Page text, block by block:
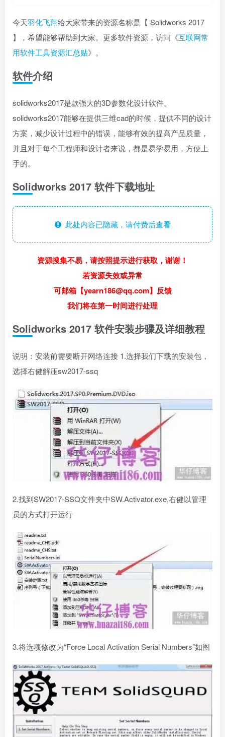
今天羽化飞翔给大家带来的资源名称是【 Solidworks 2017
】，希望能够帮助到大家。更多软件资源，访问《互联网常
用软件工具资源汇总贴》。
软件介绍
solidworks2017是款强大的3D参数化设计软件。
solidworks2017能够在提供三维cad的时候，提供不同的设计
方案，减少设计过程中的错误，能够有效的提高产品质量，
并且对于每个工程师和设计者来说，都是易学易用，方便上
手的。
Solidworks 2017 软件下载地址
此处内容已隐藏，请付费后查看
资源搜集不易，请按照提示进行获取，谢谢！
若资源失效或异常
可邮箱【yearn186@qq.com】反馈
我们将在第一时间进行处理
Solidworks 2017 软件安装步骤及详细教程
说明：安装前需要断开网络连接 1.选择我们下载的安装包，
选择右健解压sw2017-ssq
2.找到SW2017-SSQ文件夹中SW.Activator.exe,右健以管理
员的方式打开运行
3.将选项修改为“Force Local Activation Serial Numbers”如图